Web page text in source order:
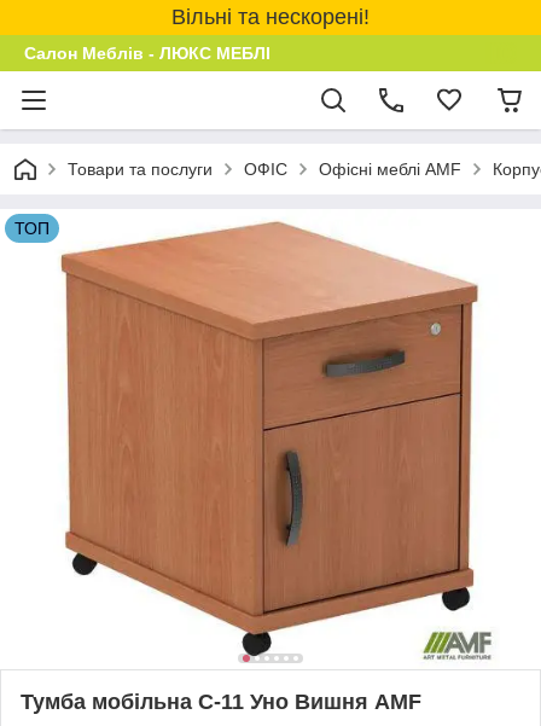
Вільні та нескорені!
Салон Меблів - ЛЮКС МЕБЛІ
Товари та послуги ОФІС Офісні меблі AMF
ТОП
Тумба мобільна C-11 Уно Вишня AMF